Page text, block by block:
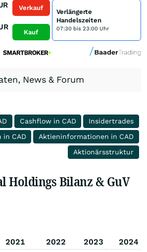
Verkauf
Kauf
Verlängerte
Handelszeiten
07:30 bis 23:00 Uhr
News & Forum
Cashflow in CAD
Insidertrades
in CAD
Aktieninformationen in CAD
Aktionärsstruktur
Holdings Bilanz & GuV
2021 2022 2023
2024